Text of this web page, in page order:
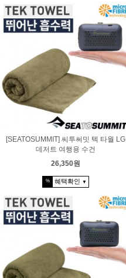
[SEATOSUMMIT] 씨투써밋 텍 타월 LG
데저트 여행용 수건
26,350원
% 혜택확인 ▼